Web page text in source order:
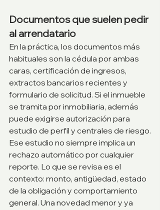
Documentos que suelen pedir
al arrendatario
En la práctica, los documentos más
habituales son la cédula por ambas
caras, certificación de ingresos,
extractos bancarios recientes y
formulario de solicitud. Si el inmueble
se tramita por inmobiliaria, además
puede exigirse autorización para
estudio de perfil y centrales de riesgo.
Ese estudio no siempre implica un
rechazo automático por cualquier
reporte. Lo que se revisa es el
contexto: monto, antigüedad, estado
de la obligación y comportamiento
general. Una novedad menor y ya